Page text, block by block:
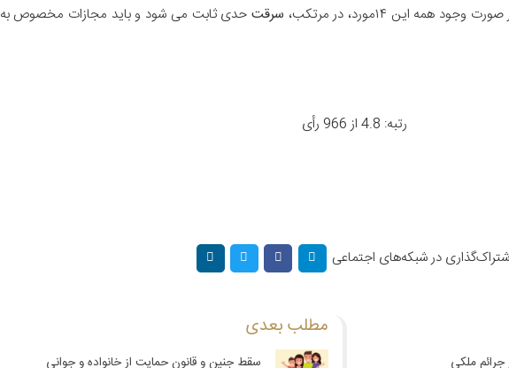
این ۱۴مورد، در مرتکب،
سرقت حدی ثابت می شود و باید مجازات مخصوص به
رتبه: 4.8 از 966 رأی
در شبکه‌های اجتماعی
ملکی
مطلب بعدی
سقط جنین و قانون حمایت از خانواده و جوانی